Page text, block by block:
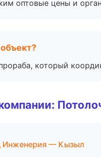
оптовые цены и
который
Инженерия — Кызыл